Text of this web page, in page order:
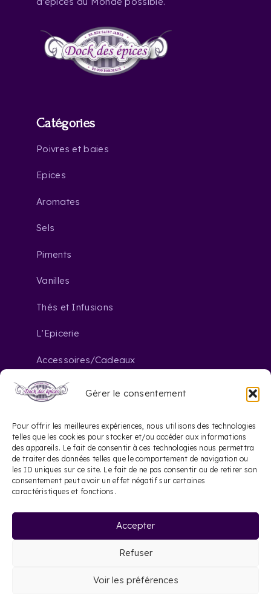
Gérer le consentement
Pour offrir les meilleures expériences, nous utilisons des technologies
telles que les cookies pour stocker et/ou accéder aux informations
des appareils. Le fait de consentir à ces technologies nous permettra
de traiter des données telles que le comportement de navigation ou
les ID uniques sur ce site. Le fait de ne pas consentir ou de retirer son
consentement peut avoir un effet négatif sur certaines
caractéristiques et fonctions.
Accepter
Refuser
Voir les préférences
Catégories
Poivres et baies
Epices
Aromates
Sels
Piments
Vanilles
Thés et Infusions
L’Epicerie
Accessoires/Cadeaux
Nous contacter
mail_outline contact@dockdesepices.com
phone 05 56 44 41 57
2026 Dock des épices |Mentions légales
Site web réalisé par Le Site Français